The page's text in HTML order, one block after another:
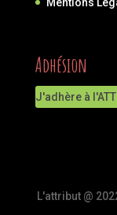
Mentions
Adhésion
J'adhère à
L'attribut @